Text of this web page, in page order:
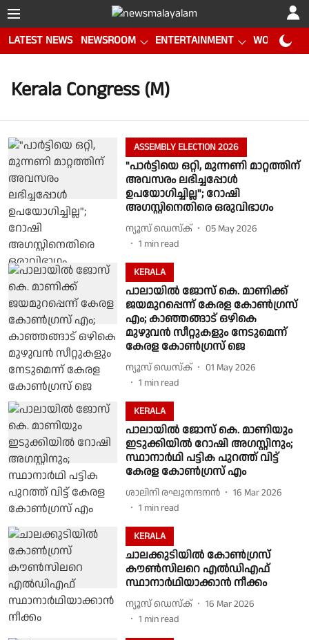
LATEST NEWS NEWSROOM ENTERTAINMENT WORLD CUP
Kerala Congress (M)
ASSEMBLY ELECTION 2026
"പാര്‍ട്ടിയെ ഒറ്റി, മുന്നണി മാറ്റത്തിന്
അവസരം ലഭിച്ചപ്പോള്‍
ഉപയോഗിച്ചില്ല"; റോഷി
അഗസ്റ്റിനെതിരെ ഒരുവിഭാഗം
ന്യൂസ് ഡെസ്ക്
05 May 2026
1 min read
KERALA
പാലായിൽ ജോസ് കെ. മാണിക്ക്
ജയമുറപ്പെന്ന് കേരള കോൺഗ്രസ്
എം; കാഞ്ഞങ്ങാട് ഒഴികെ
മുഴുവൻ സീറ്റുകളും നേടുമെന്ന്
കേരള കോൺഗ്രസ് ജെ
ന്യൂസ് ഡെസ്ക്
01 May 2026
1 min read
KERALA
പാലായിൽ ജോസ് കെ. മാണിയും
ഇടുക്കിയിൽ റോഷി അ​ഗസ്റ്റിനും;
സ്ഥാനാർഥി പട്ടിക പുറത്ത് വിട്ട്
കേരള കോൺഗ്രസ്‌ എം
ശാലിനി രഘുനന്ദനൻ
16 Mar 2026
1 min read
KERALA
ചാലക്കുടിയിൽ കോൺഗ്രസ്
കൗൺസിലറെ എൽഡിഎഫ്
സ്ഥാനാർഥിയാക്കാൻ നീക്കം
ന്യൂസ് ഡെസ്ക്
16 Mar 2026
1 min read